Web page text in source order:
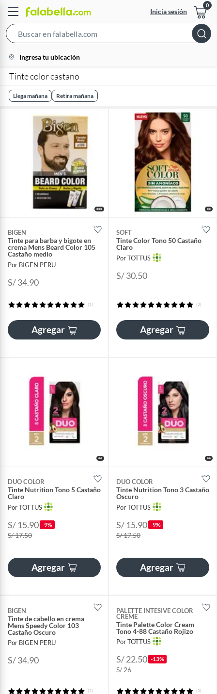
Inicia sesión
Bar
location-
icon
Ingresa tu ubicación
Tinte color castano
Llega mañana Retira mañana
BIGEN
Tinte para barba y bigote en
crema Mens Beard Color 105
Castaño medio
Por BIGEN PERU
S/ 34.90
(1)
Agregar
SOFT
Tinte Color Tono 50 Castaño
Claro
Por TOTTUS
S/ 30.50
(2)
Agregar
DUO COLOR
Tinte Nutrition Tono 5 Castaño
Claro
Por TOTTUS
S/ 15.90 -9%
S/ 17.50
Agregar
DUO COLOR
Tinte Nutrition Tono 3 Castaño
Oscuro
Por TOTTUS
S/ 15.90 -9%
S/ 17.50
Agregar
BIGEN
Tinte de cabello en crema
Mens Speedy Color 103
Castaño Oscuro
Por BIGEN PERU
S/ 34.90
(1)
PALETTE INTESIVE COLOR
CREME
Tinte Palette Color Cream
Tono 4-88 Castaño Rojizo
Por TOTTUS
S/ 22.50 -13%
S/ 26
(1)